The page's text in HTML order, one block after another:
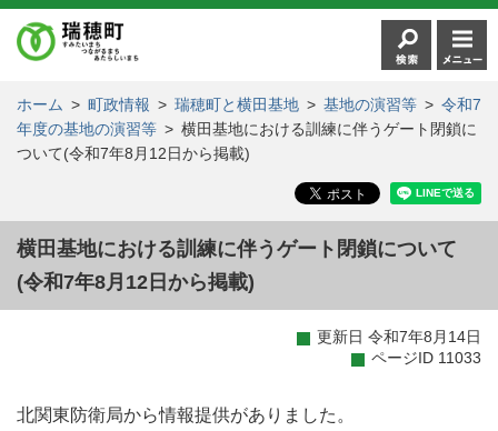
ホーム > 町政情報 > 瑞穂町と横田基地 > 基地の演習等 > 令和7
年度の基地の演習等 > 横田基地における訓練に伴うゲート閉鎖に
ついて(令和7年8月12日から掲載)
横田基地における訓練に伴うゲート閉鎖について
(令和7年8月12日から掲載)
更新日 令和7年8月14日
ページID 11033
北関東防衛局から情報提供がありました。